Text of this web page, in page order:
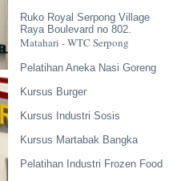
Ruko Royal Serpong Village
Raya Boulevard no 802.
Matahari - WTC Serpong
Pelatihan Aneka Nasi Goreng
Kursus Burger
Kursus Industri Sosis
Kursus Martabak Bangka
Pelatihan Industri Frozen Food